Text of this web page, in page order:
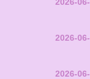
2026-
2026-